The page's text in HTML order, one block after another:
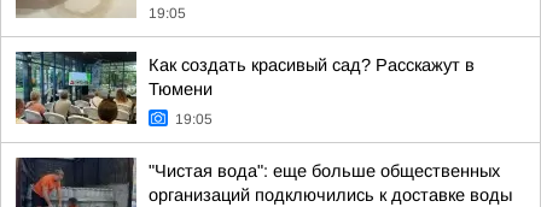
19:05
Как создать красивый сад? Расскажут в
Тюмени
19:05
"Чистая вода": еще больше общественных
организаций подключились к доставке воды